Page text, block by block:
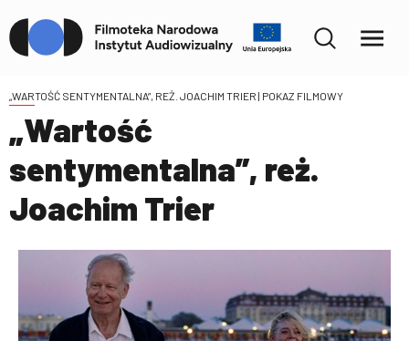
„WARTOŚĆ SENTYMENTALNA”, REŻ. JOACHIM TRIER | POKAZ FILMOWY
„Wartość
sentymentalna”, reż.
Joachim Trier